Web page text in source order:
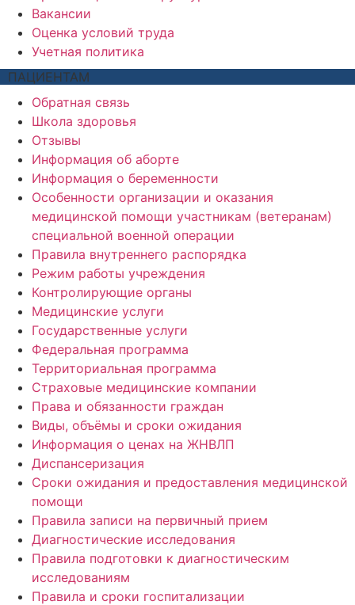
Вакансии
Оценка условий труда
Учетная политика
ПАЦИЕНТАМ
Обратная связь
Школа здоровья
Отзывы
Информация об аборте
Информация о беременности
Особенности организации и оказания
медицинской помощи участникам (ветеранам)
специальной военной операции
Правила внутреннего распорядка
Режим работы учреждения
Контролирующие органы
Медицинские услуги
Государственные услуги
Федеральная программа
Территориальная программа
Страховые медицинские компании
Права и обязанности граждан
Виды, объёмы и сроки ожидания
Информация о ценах на ЖНВЛП
Диспансеризация
Сроки ожидания и предоставления медицинской
помощи
Правила записи на первичный прием
Диагностические исследования
Правила подготовки к диагностическим
исследованиям
Правила и сроки госпитализации